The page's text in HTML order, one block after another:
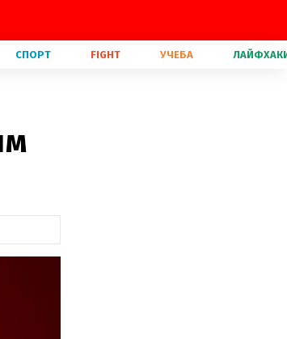
СПОРТ FIGHT УЧЕБА